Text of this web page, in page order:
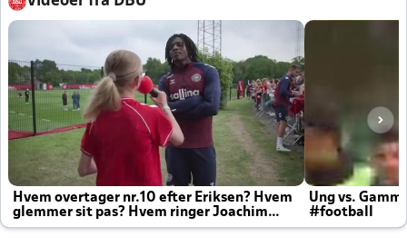
Hvem overtager nr.10 efter Eriksen? Hvem
glemmer sit pas? Hvem ringer Joachim
altid til efter kampe?
Ung vs.
#football